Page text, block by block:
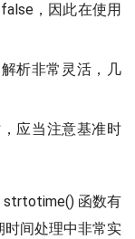
，因此在使用
析非常灵活，几
应当注意基准时
strtotime() 函数有
间处理中非常实